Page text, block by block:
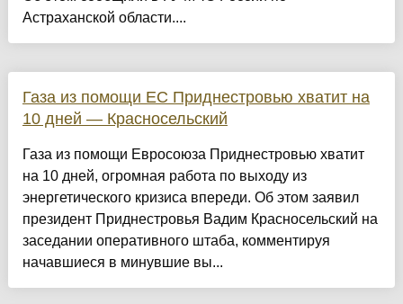
Астраханской области....
Газа из помощи ЕС Приднестровью хватит на
10 дней — Красносельский
Газа из помощи Евросоюза Приднестровью хватит
на 10 дней, огромная работа по выходу из
энергетического кризиса впереди. Об этом заявил
президент Приднестровья Вадим Красносельский на
заседании оперативного штаба, комментируя
начавшиеся в минувшие вы...